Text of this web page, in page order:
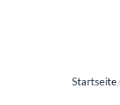
Startseite